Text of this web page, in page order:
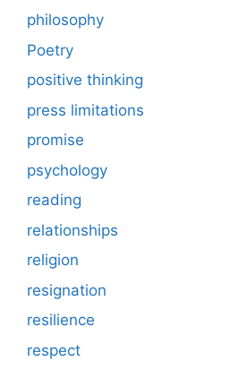
philosophy
Poetry
positive thinking
press limitations
promise
psychology
reading
relationships
religion
resignation
resilience
respect